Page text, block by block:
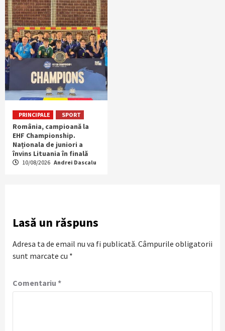
PRINCIPALE SPORT
România, campioană la
EHF Championship.
Naționala de juniori a
învins Lituania în finală
10/08/2026 Andrei Dascalu
Lasă un răspuns
Adresa ta de email nu va fi publicată. Câmpurile obligatorii
sunt marcate cu *
Comentariu *